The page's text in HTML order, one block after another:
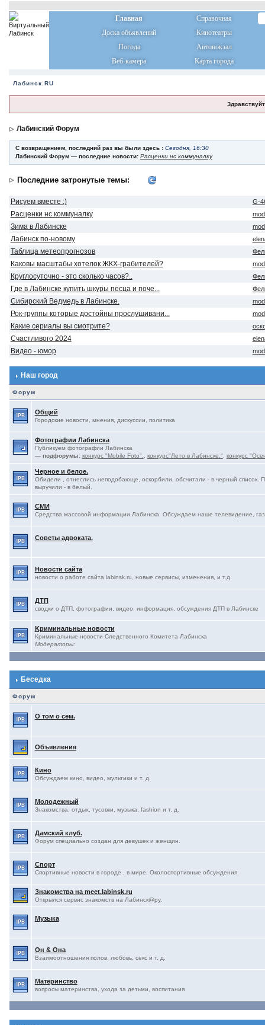
Главная
Справочная
Доска объявлений
Кинотеатры
Погода
Автовокзал
Веб-камера
Карта города
Лабинск.RU
Лабинский Форум
С возвращением, последний раз вы были здесь : Сегодня, 16:30
Лабинский Форум — последние новости: Расценки нс коммуналку
Последние затронутые темы:
Рисуем вместе :) G-
Расценки нс коммуналку
Зима в Лабинске
Лабинск по-новому
Таблица метеопрогнозов
Каковы масштабы хотелок ЖКХ-грабителей?
Круглосуточно - это сколько часов?..
Где в Лабинске купить шкуры песца и поче...
Сибирский Ведмедь в Лабинске.
Рок-группы которые достойны прослушивани...
Какие сериалы вы смотрите?
Счастливого 2024
Видео - юмор
Наш город
Форум
Общий
Городские новости, мнения, дискуссии, политика
Фотографии Лабинска
Публикуем фотографии Лабинска
— подфорумы: конкурс "Mobile Foto". конкурс"Лето в Лабинске." конкурс
Черное и белое.
Обидели , отнеслись неподобающе, оскорбили, обсчитали - в черный список.
выручили - в белый.
СМИ
Средства массовой информации Лабинска. Обсуждаем наше телевидение,
Советы адвоката.
Новости сайта
новости о работе сайта labinsk.ru, новые сервисы, изменения, и т.д.
ДТП
сводки о ДТП, фотографии, видео, информация, обсуждения ДТП в Лабинске
Kриминальные новости
Криминальные новости Следственного Комитета Лабинска
Модераторы:
Беседка
Форум
О том о сем.
Объявления
Кино
Обсуждаем кино, видео, мультики и т. д.
Молодежный
Знакомства, отдых, тусовки, музыка, fashion и т. д.
Дамский клуб.
Форум специально создан для девушек и женщин.
Спорт
Спортивные новости в городе , в мире. Околоспортивные обсуждения.
Знакомства на meet.labinsk.ru
Открылся сервис знакомств на Лабинск@ру.
Музыка
Он & Она
Взаимоотношения полов, любовь, секс и т. д.
Материнство
вопросы материнства, ухода за детьми, воспитания